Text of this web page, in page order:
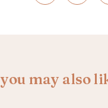
you may also